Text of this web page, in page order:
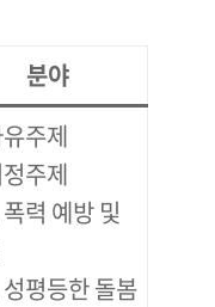
분야
주제
주제
력 예방 및
평등한 돌봄